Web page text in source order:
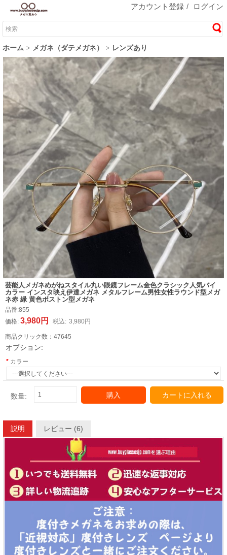
アカウント登録 / ログイン
ホーム メガネ（ダテメガネ） レンズあり
芸能人メガネめがねスタイル丸い眼鏡フレーム金色クラシック人気バイ
カラー インスタ映え伊達メガネ メタルフレーム男性女性ラウンド型メガ
ネ赤 緑 黄色ボストン型メガネ
品番:855
価格: 3,980円 税込: 3,980円
商品クリック数： 47645
オプション:
カラー
数量: 購入 カートに入れる
説明 レビュー (6)